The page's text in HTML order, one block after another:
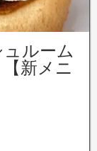
ュルーム
新メニ